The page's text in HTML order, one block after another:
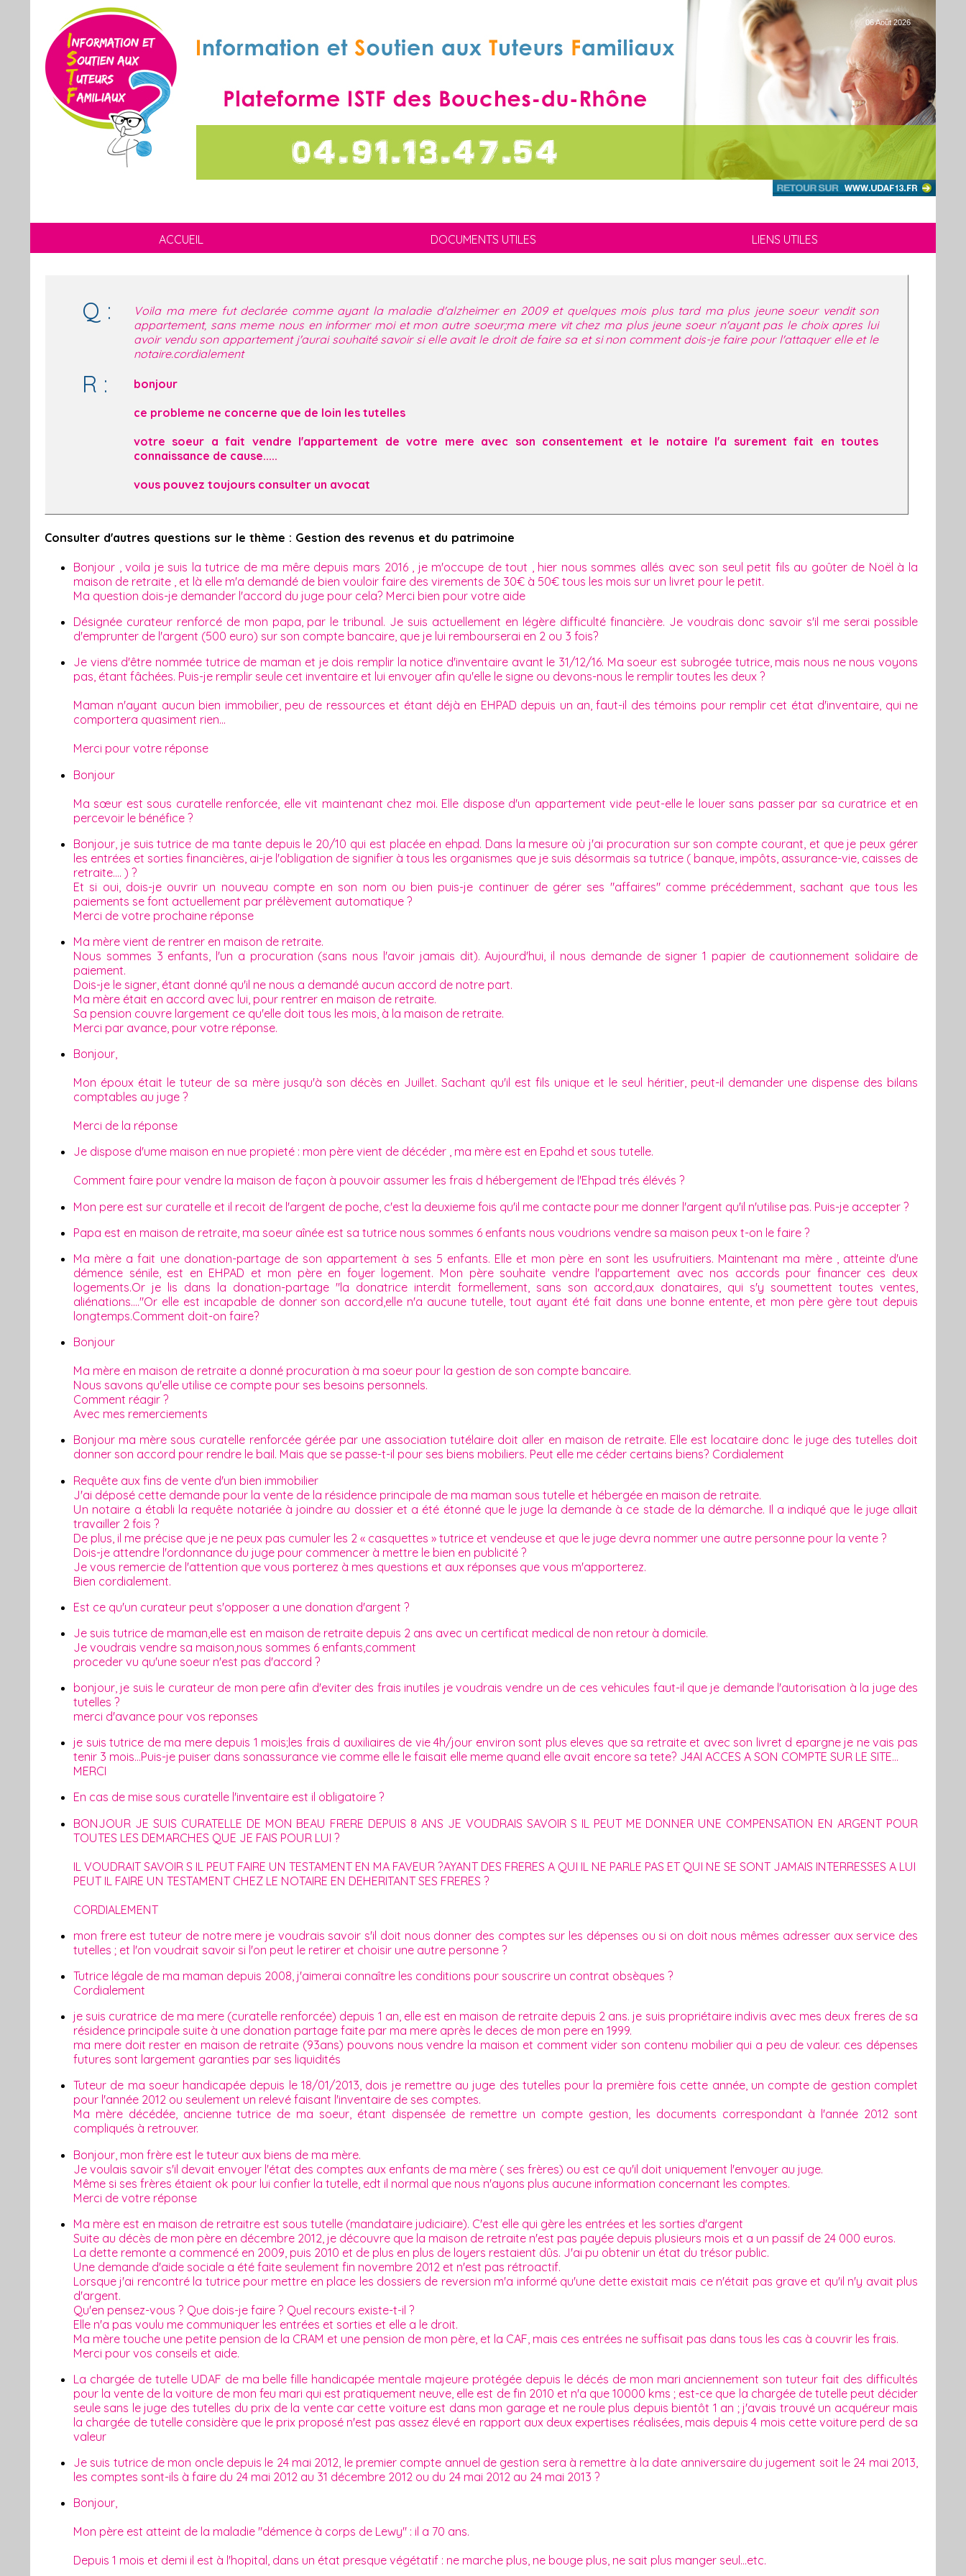
06 Août 2026
ACCUEIL DOCUMENTS UTILES LIENS UTILES
Q :
Voila ma mere fut declarée comme ayant la maladie d'alzheimer en 2009 et quelques mois plus tard ma plus jeune soeur vendit son
appartement, sans meme nous en informer moi et mon autre soeur;ma mere vit chez ma plus jeune soeur n'ayant pas le choix apres lui
avoir vendu son appartement j'aurai souhaité savoir si elle avait le droit de faire sa et si non comment dois-je faire pour l'attaquer elle et le
notaire.cordialement
R :
bonjour
ce probleme ne concerne que de loin les tutelles
votre soeur a fait vendre l'appartement de votre mere avec son consentement et le notaire l'a surement fait en toutes
connaissance de cause.....
vous pouvez toujours consulter un avocat
Consulter d'autres questions sur le thème : Gestion des revenus et du patrimoine
Bonjour , voila je suis la tutrice de ma mêre depuis mars 2016 , je m'occupe de tout , hier nous sommes allés avec son seul petit fils au goûter de Noël à la
maison de retraite , et là elle m'a demandé de bien vouloir faire des virements de 30€ à 50€ tous les mois sur un livret pour le petit.
Ma question dois-je demander l'accord du juge pour cela? Merci bien pour votre aide
Désignée curateur renforcé de mon papa, par le tribunal. Je suis actuellement en légère difficulté financière. Je voudrais donc savoir s'il me serai possible
d'emprunter de l'argent (500 euro) sur son compte bancaire, que je lui rembourserai en 2 ou 3 fois?
Je viens d'être nommée tutrice de maman et je dois remplir la notice d'inventaire avant le 31/12/16. Ma soeur est subrogée tutrice, mais nous ne nous voyons
pas, étant fâchées. Puis-je remplir seule cet inventaire et lui envoyer afin qu'elle le signe ou devons-nous le remplir toutes les deux ?
Maman n'ayant aucun bien immobilier, peu de ressources et étant déjà en EHPAD depuis un an, faut-il des témoins pour remplir cet état d'inventaire, qui ne
comportera quasiment rien...
Merci pour votre réponse
Bonjour
Ma sœur est sous curatelle renforcée, elle vit maintenant chez moi. Elle dispose d'un appartement vide peut-elle le louer sans passer par sa curatrice et en
percevoir le bénéfice ?
Bonjour, je suis tutrice de ma tante depuis le 20/10 qui est placée en ehpad. Dans la mesure où j'ai procuration sur son compte courant, et que je peux gérer
les entrées et sorties financières, ai-je l'obligation de signifier à tous les organismes que je suis désormais sa tutrice ( banque, impôts, assurance-vie, caisses de
retraite.... ) ?
Et si oui, dois-je ouvrir un nouveau compte en son nom ou bien puis-je continuer de gérer ses "affaires" comme précédemment, sachant que tous les
paiements se font actuellement par prélèvement automatique ?
Merci de votre prochaine réponse
Ma mère vient de rentrer en maison de retraite.
Nous sommes 3 enfants, l'un a procuration (sans nous l'avoir jamais dit). Aujourd'hui, il nous demande de signer 1 papier de cautionnement solidaire de
paiement.
Dois-je le signer, étant donné qu'il ne nous a demandé aucun accord de notre part.
Ma mère était en accord avec lui, pour rentrer en maison de retraite.
Sa pension couvre largement ce qu'elle doit tous les mois, à la maison de retraite.
Merci par avance, pour votre réponse.
Bonjour,
Mon époux était le tuteur de sa mère jusqu'à son décès en Juillet. Sachant qu'il est fils unique et le seul héritier, peut-il demander une dispense des bilans
comptables au juge ?
Merci de la réponse
Je dispose d'ume maison en nue propieté : mon père vient de décéder , ma mère est en Epahd et sous tutelle.
Comment faire pour vendre la maison de façon à pouvoir assumer les frais d hébergement de l'Ehpad trés élévés ?
Mon pere est sur curatelle et il recoit de l'argent de poche, c'est la deuxieme fois qu'il me contacte pour me donner l'argent qu'il n'utilise pas. Puis-je accepter ?
Papa est en maison de retraite, ma soeur aînée est sa tutrice nous sommes 6 enfants nous voudrions vendre sa maison peux t-on le faire ?
Ma mère a fait une donation-partage de son appartement à ses 5 enfants. Elle et mon père en sont les usufruitiers. Maintenant ma mère , atteinte d'une
démence sénile, est en EHPAD et mon père en foyer logement. Mon père souhaite vendre l'appartement avec nos accords pour financer ces deux
logements.Or je lis dans la donation-partage "la donatrice interdit formellement, sans son accord,aux donataires, qui s'y soumettent toutes ventes,
aliénations...."Or elle est incapable de donner son accord,elle n'a aucune tutelle, tout ayant été fait dans une bonne entente, et mon père gère tout depuis
longtemps.Comment doit-on faire?
Bonjour
Ma mère en maison de retraite a donné procuration à ma soeur pour la gestion de son compte bancaire.
Nous savons qu'elle utilise ce compte pour ses besoins personnels.
Comment réagir ?
Avec mes remerciements
Bonjour ma mère sous curatelle renforcée gérée par une association tutélaire doit aller en maison de retraite. Elle est locataire donc le juge des tutelles doit
donner son accord pour rendre le bail. Mais que se passe-t-il pour ses biens mobiliers. Peut elle me céder certains biens? Cordialement
Requête aux fins de vente d'un bien immobilier
J'ai déposé cette demande pour la vente de la résidence principale de ma maman sous tutelle et hébergée en maison de retraite.
Un notaire a établi la requête notariée à joindre au dossier et a été étonné que le juge la demande à ce stade de la démarche. Il a indiqué que le juge allait
travailler 2 fois ?
De plus, il me précise que je ne peux pas cumuler les 2 « casquettes » tutrice et vendeuse et que le juge devra nommer une autre personne pour la vente ?
Dois-je attendre l'ordonnance du juge pour commencer à mettre le bien en publicité ?
Je vous remercie de l'attention que vous porterez à mes questions et aux réponses que vous m'apporterez.
Bien cordialement.
Est ce qu'un curateur peut s'opposer a une donation d'argent ?
Je suis tutrice de maman,elle est en maison de retraite depuis 2 ans avec un certificat medical de non retour à domicile.
Je voudrais vendre sa maison,nous sommes 6 enfants,comment
proceder vu qu'une soeur n'est pas d'accord ?
bonjour, je suis le curateur de mon pere afin d'eviter des frais inutiles je voudrais vendre un de ces vehicules faut-il que je demande l'autorisation à la juge des
tutelles ?
merci d'avance pour vos reponses
je suis tutrice de ma mere depuis 1 mois;les frais d auxiliaires de vie 4h/jour environ sont plus eleves que sa retraite et avec son livret d epargne je ne vais pas
tenir 3 mois...Puis-je puiser dans sonassurance vie comme elle le faisait elle meme quand elle avait encore sa tete? J4AI ACCES A SON COMPTE SUR LE SITE...
MERCI
En cas de mise sous curatelle l'inventaire est il obligatoire ?
BONJOUR JE SUIS CURATELLE DE MON BEAU FRERE DEPUIS 8 ANS JE VOUDRAIS SAVOIR S IL PEUT ME DONNER UNE COMPENSATION EN ARGENT POUR
TOUTES LES DEMARCHES QUE JE FAIS POUR LUI ?
IL VOUDRAIT SAVOIR S IL PEUT FAIRE UN TESTAMENT EN MA FAVEUR ?AYANT DES FRERES A QUI IL NE PARLE PAS ET QUI NE SE SONT JAMAIS INTERRESSES A LUI
PEUT IL FAIRE UN TESTAMENT CHEZ LE NOTAIRE EN DEHERITANT SES FRERES ?
CORDIALEMENT
mon frere est tuteur de notre mere je voudrais savoir s'il doit nous donner des comptes sur les dépenses ou si on doit nous mêmes adresser aux service des
tutelles ; et l'on voudrait savoir si l'on peut le retirer et choisir une autre personne ?
Tutrice légale de ma maman depuis 2008, j'aimerai connaître les conditions pour souscrire un contrat obsèques ?
Cordialement
je suis curatrice de ma mere (curatelle renforcée) depuis 1 an, elle est en maison de retraite depuis 2 ans. je suis propriétaire indivis avec mes deux freres de sa
résidence principale suite à une donation partage faite par ma mere après le deces de mon pere en 1999.
ma mere doit rester en maison de retraite (93ans) pouvons nous vendre la maison et comment vider son contenu mobilier qui a peu de valeur. ces dépenses
futures sont largement garanties par ses liquidités
Tuteur de ma soeur handicapée depuis le 18/01/2013, dois je remettre au juge des tutelles pour la première fois cette année, un compte de gestion complet
pour l'année 2012 ou seulement un relevé faisant l'inventaire de ses comptes.
Ma mère décédée, ancienne tutrice de ma soeur, étant dispensée de remettre un compte gestion, les documents correspondant à l'année 2012 sont
compliqués à retrouver.
Bonjour, mon frère est le tuteur aux biens de ma mère.
Je voulais savoir s'il devait envoyer l'état des comptes aux enfants de ma mère ( ses frères) ou est ce qu'il doit uniquement l'envoyer au juge.
Même si ses frères étaient ok pour lui confier la tutelle, edt il normal que nous n'ayons plus aucune information concernant les comptes.
Merci de votre réponse
Ma mère est en maison de retraitre est sous tutelle (mandataire judiciaire). C'est elle qui gère les entrées et les sorties d'argent
Suite au décès de mon père en décembre 2012, je découvre que la maison de retraite n'est pas payée depuis plusieurs mois et a un passif de 24 000 euros.
La dette remonte a commencé en 2009, puis 2010 et de plus en plus de loyers restaient dûs. J'ai pu obtenir un état du trésor public.
Une demande d'aide sociale a été faite seulement fin novembre 2012 et n'est pas rétroactif.
Lorsque j'ai rencontré la tutrice pour mettre en place les dossiers de reversion m'a informé qu'une dette existait mais ce n'était pas grave et qu'il n'y avait plus
d'argent.
Qu'en pensez-vous ? Que dois-je faire ? Quel recours existe-t-il ?
Elle n'a pas voulu me communiquer les entrées et sorties et elle a le droit.
Ma mère touche une petite pension de la CRAM et une pension de mon père, et la CAF, mais ces entrées ne suffisait pas dans tous les cas à couvrir les frais.
Merci pour vos conseils et aide.
La chargée de tutelle UDAF de ma belle fille handicapée mentale majeure protégée depuis le décés de mon mari anciennement son tuteur fait des difficultés
pour la vente de la voiture de mon feu mari qui est pratiquement neuve, elle est de fin 2010 et n'a que 10000 kms ; est-ce que la chargée de tutelle peut décider
seule sans le juge des tutelles du prix de la vente car cette voiture est dans mon garage et ne roule plus depuis bientôt 1 an ; j'avais trouvé un acquéreur mais
la chargée de tutelle considère que le prix proposé n'est pas assez élevé en rapport aux deux expertises réalisées, mais depuis 4 mois cette voiture perd de sa
valeur
Je suis tutrice de mon oncle depuis le 24 mai 2012, le premier compte annuel de gestion sera à remettre à la date anniversaire du jugement soit le 24 mai 2013,
les comptes sont-ils à faire du 24 mai 2012 au 31 décembre 2012 ou du 24 mai 2012 au 24 mai 2013 ?
Bonjour,
Mon père est atteint de la maladie "démence à corps de Lewy" : il a 70 ans.
Depuis 1 mois et demi il est à l'hopital, dans un état presque végétatif : ne marche plus, ne bouge plus, ne sait plus manger seul...etc.